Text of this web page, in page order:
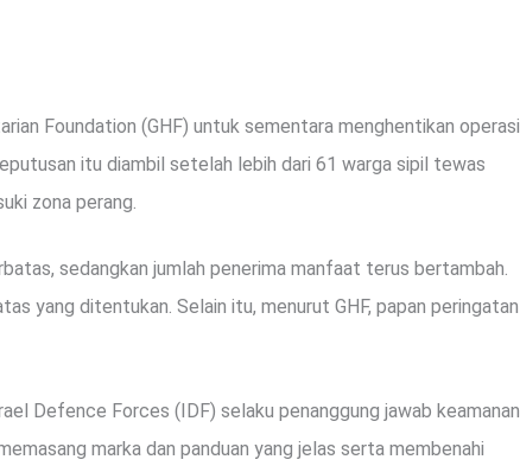
Foundation (GHF) untuk sementara menghentikan operasi
itu diambil setelah lebih dari 61 warga sipil tewas
zona perang.
sedangkan jumlah penerima manfaat terus bertambah.
yang ditentukan. Selain itu, menurut GHF, papan peringatan
Defence Forces (IDF) selaku penanggung jawab keamanan
marka dan panduan yang jelas serta membenahi